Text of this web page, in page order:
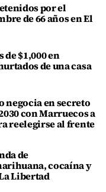
por el
de 66 años en El
$1,000 en
de una casa
negocia en secreto
con Marruecos a
reelegirse al frente
de
cocaína y
Libertad